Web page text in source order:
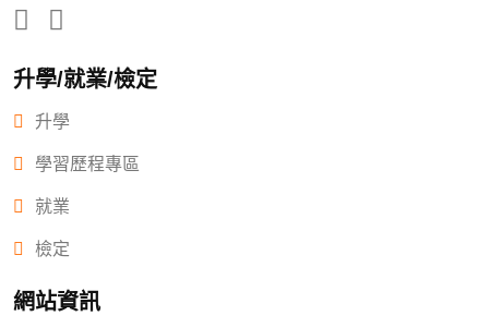
升學/就業/檢定
升學
學習歷程專區
就業
檢定
網站資訊